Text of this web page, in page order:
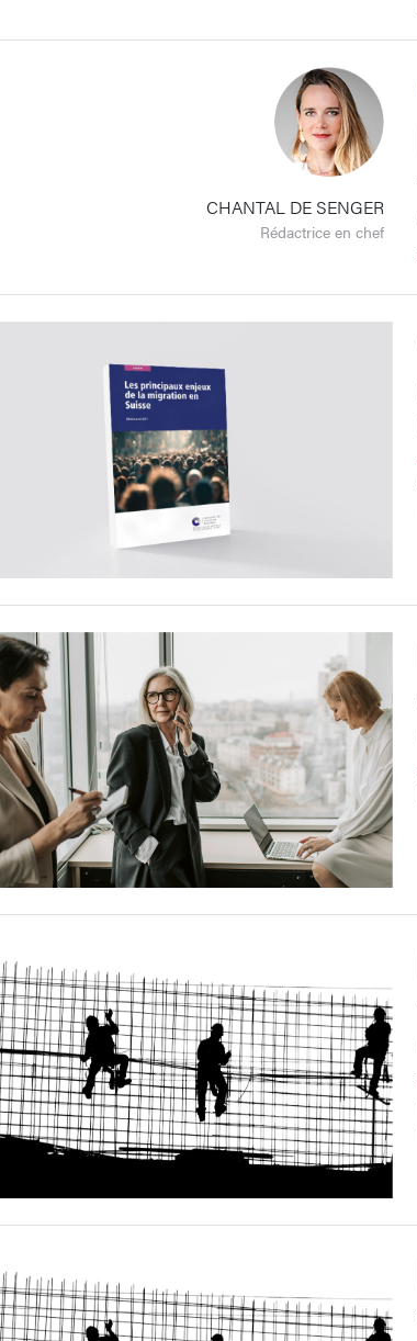
CHANTAL DE SENGER
Rédactrice en chef